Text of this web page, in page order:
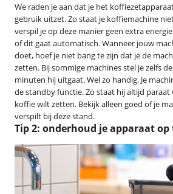
We raden je aan dat je het
gebruik uitzet. Zo staat je koffiemachine
verspil je op deze manier geen extra
of dit gaat automatisch. Wanneer jouw
doet, hoef je niet bang te zijn dat je de
zetten. Bij sommige machines stel je zelfs
minuten hij uitgaat. Wel zo handig. Je
de standby functie. Zo staat hij altijd paraat
koffie wilt zetten. Bekijk alleen goed of je
verspilt bij deze stand.
Tip 2: onderhoud je apparaat